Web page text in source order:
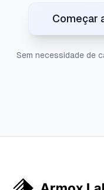
Começar
Sem necessidade de